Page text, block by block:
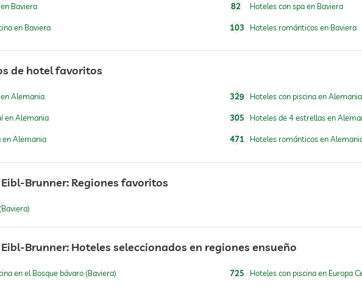
libre
Baviera
en Baviera
82 Hoteles con spa en Baviera
103 Hoteles románticos en Baviera
de hotel favoritos
Alemania
en Alemania
en Alemania
329 Hoteles con piscina en Alemania
305 Hoteles de 4 estrellas en
471 Hoteles románticos en
Brunner: Regiones favoritos
Brunner: Hoteles seleccionados en regiones ensueño
en el Bosque bávaro (Baviera) 725 Hoteles con piscina en Europa